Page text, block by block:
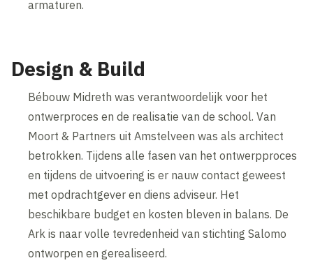
armaturen.
Design & Build
Bébouw Midreth was verantwoordelijk voor het
ontwerproces en de realisatie van de school. Van
Moort & Partners uit Amstelveen was als architect
betrokken. Tijdens alle fasen van het ontwerpproces
en tijdens de uitvoering is er nauw contact geweest
met opdrachtgever en diens adviseur. Het
beschikbare budget en kosten bleven in balans. De
Ark is naar volle tevredenheid van stichting Salomo
ontworpen en gerealiseerd.